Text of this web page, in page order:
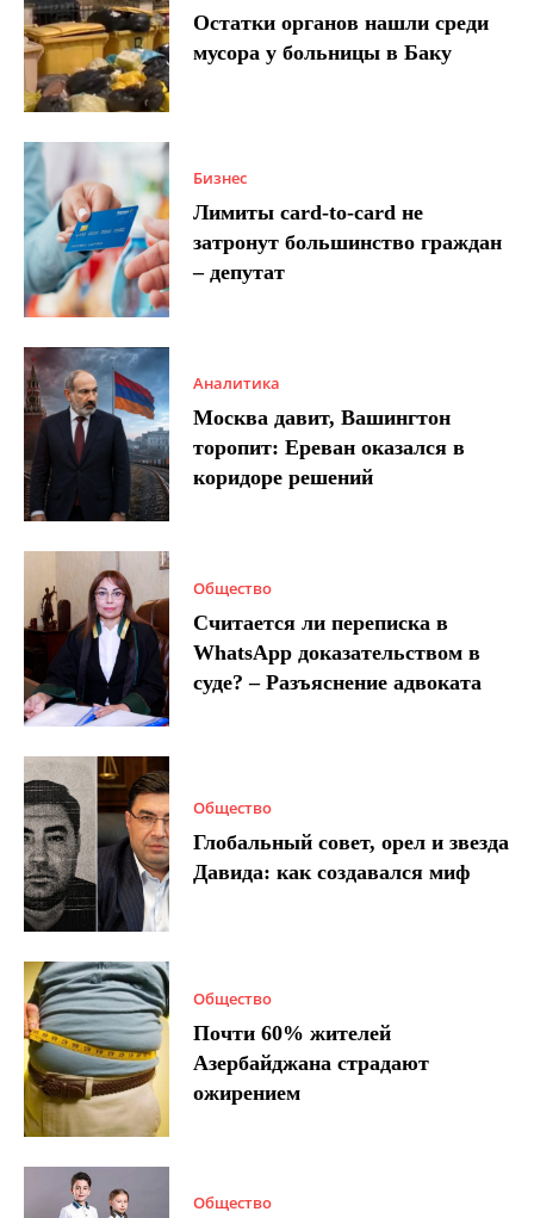
Остатки органов нашли среди
мусора у больницы в Баку
Бизнес
Лимиты card-to-card не
затронут большинство граждан
– депутат
Аналитика
Москва давит, Вашингтон
торопит: Ереван оказался в
коридоре решений
Общество
Считается ли переписка в
WhatsApp доказательством в
суде? – Разъяснение адвоката
Общество
Глобальный совет, орел и звезда
Давида: как создавался миф
Общество
Почти 60% жителей
Азербайджана страдают
ожирением
Общество